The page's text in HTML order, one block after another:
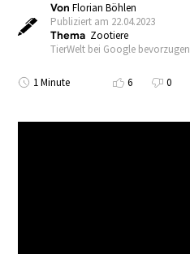
VonFlorian Böhlen
Publiziert am 22.04.2023
Thema Zootiere
TierWelt bei Google bevorzugen
1 Minute 6 0